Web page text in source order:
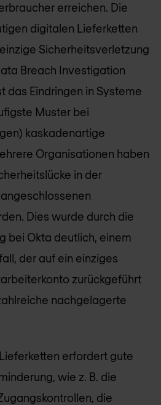
erreichen. Die
digitalen Lieferketten
Sicherheitsverletzung
Breach Investigation
das Eindringen in Systeme
Muster bei
kaskadenartige
Organisationen haben
in der
Dies wurde durch die
bei Okta deutlich, einem
der auf ein einziges
zurückgeführt
nachgelagerte
erfordert gute
wie z. B. die
die